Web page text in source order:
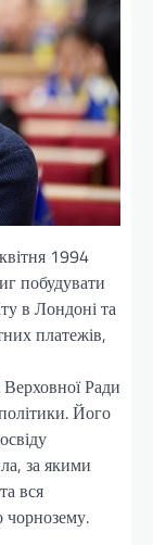
1994
побудувати
в Лондоні та
платежів,
Ради
Його
за якими
вся
чорнозему.